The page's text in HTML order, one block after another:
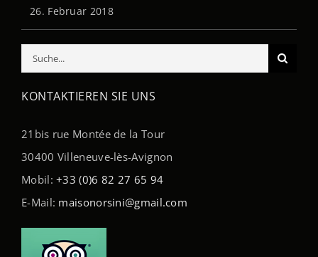
26. Februar 2018
Suche
KONTAKTIEREN SIE UNS
21bis rue Montée de la Tour
30400 Villeneuve-lès-Avignon
Mobil:+33 (0)6 82 27 65 94
E-Mail: maisonorsini@gmail.com